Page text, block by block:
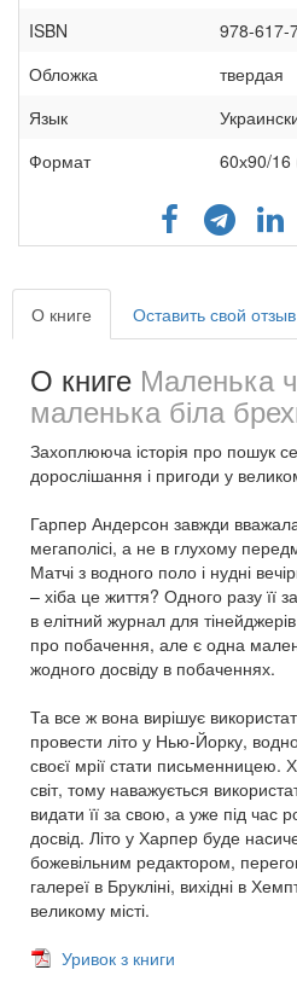
ISBN
978-617-
Обложка
твердая
Язык
Формат
60х90/
О книге Оставить свой отзыв
О книге Маленька
маленька біла
Захоплююча історія про пошук
дорослішання і пригоди у
Гарпер Андерсон завжди
мегаполісі, а не в глухому
Матчі з водного поло і нудні
– хіба це життя? Одного разу її
в елітний журнал для
про побачення, але є одна
жодного досвіду в побаченнях.
Та все ж вона вирішує
провести літо у Нью-Йорку,
своєї мрії стати письменницею.
світ, тому наважується
видати її за свою, а уже під час
досвід. Літо у Харпер буде
божевільним редактором,
галереї в Брукліні, вихідні в
великому місті.
Уривок з книги